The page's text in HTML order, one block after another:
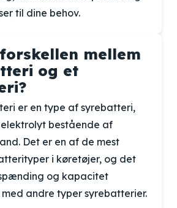
til dine behov.
mellem
og et
er en type af syrebatteri,
bestående af
Det er en af de mest
i køretøjer, og det
og kapacitet
andre typer syrebatterier.